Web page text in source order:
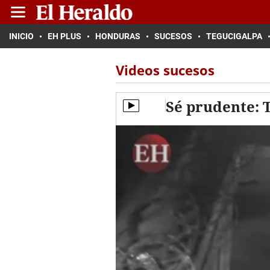
INICIO EH PLUS HONDURAS SUCESOS TEGUCIGALPA
Videos sucesos
Sé prudente: